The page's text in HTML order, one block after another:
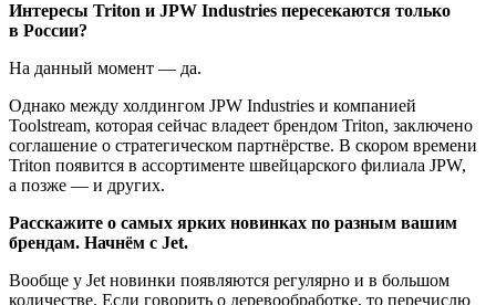
Интересы Triton и JPW Industries пересекаются только
в России?
На данный момент — да.
Однако между холдингом JPW Industries и компанией
Toolstream, которая сейчас владеет брендом Triton, заключено
соглашение о стратегическом партнёрстве. В скором времени
Triton появится в ассортименте швейцарского филиала JPW,
а позже — и других.
Расскажите о самых ярких новинках по разным вашим
брендам. Начнём с Jet.
Вообще у Jet новинки появляются регулярно и в большом
количестве. Если говорить о деревообработке, то перечислю